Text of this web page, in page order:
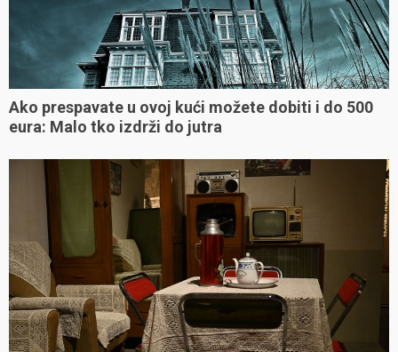
Ako prespavate u ovoj kući možete dobiti i do 500
eura: Malo tko izdrži do jutra